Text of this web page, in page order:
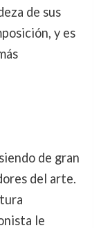
de sus
y es
de gran
del arte.
le